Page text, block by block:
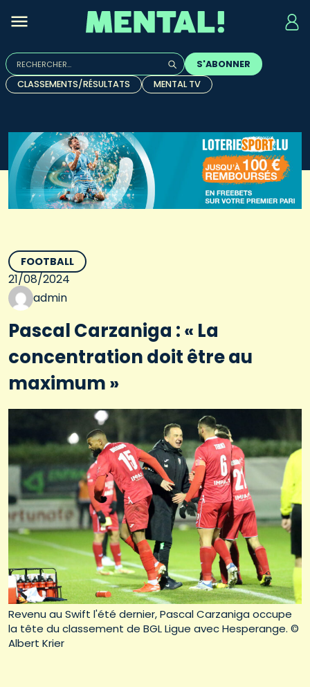
Rechercher :
Quand les résultats de l'auto-complétion sont
S'ABONNER
CLASSEMENTS/RÉSULTATS
MENTAL TV
Revenu au Swift l'été dernier, Pascal Carzaniga occupe
la tête du classement de BGL Ligue avec Hesperange. ©
Albert Krier
FOOTBALL
21/08/2024
admin
Pascal Carzaniga : « La
concentration doit être au
maximum »